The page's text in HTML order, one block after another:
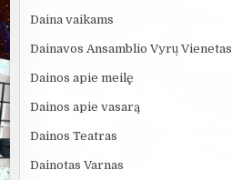
Daina vaikams
Dainavos Ansamblio Vyrų Vienetas
Dainos apie meilę
Dainos apie vasarą
Dainos Teatras
Dainotas Varnas